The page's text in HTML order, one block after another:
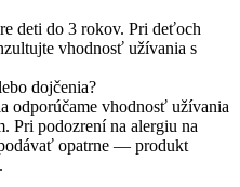
deti do 3 rokov. Pri deťoch
vhodnosť užívania s
dojčenia?
odporúčame vhodnosť užívania
Pri podozrení na alergiu na
opatrne — produkt